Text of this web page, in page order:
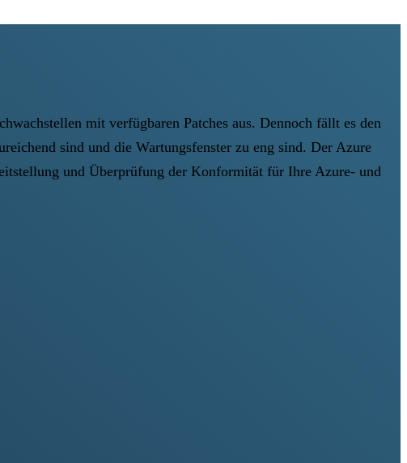
mit verfügbaren Patches aus. Dennoch fällt es den
sind und die Wartungsfenster zu eng sind. Der Azure
und Überprüfung der Konformität für Ihre Azure- und